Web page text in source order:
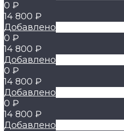
0 ₽
14 800 ₽
Добавлено
0 ₽
14 800 ₽
Добавлено
0 ₽
14 800 ₽
Добавлено
0 ₽
14 800 ₽
Добавлено